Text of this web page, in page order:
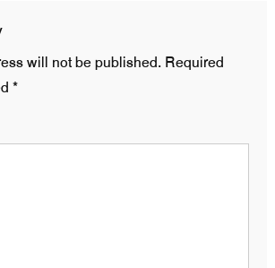
will not be published. Required
*